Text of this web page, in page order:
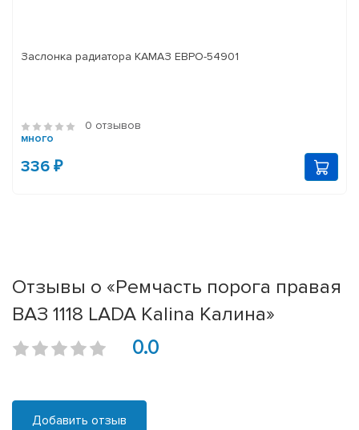
Заслонка радиатора КАМАЗ ЕВРО-54901
0 отзывов
много
336 ₽
Отзывы о «Ремчасть порога правая
ВАЗ 1118 LADA Kalina Калина»
0.0
Добавить отзыв